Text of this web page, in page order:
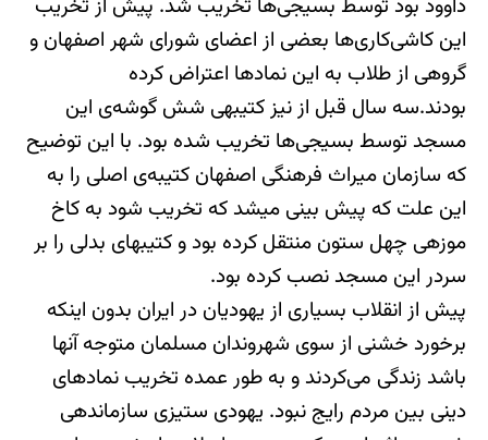
داوود بود توسط بسیجی‌ها تخریب شد. پیش از تخریب
این کاشی‌کاری‌ها بعضی از اعضای شورای شهر اصفهان و
گروهی از طلاب به این نمادها اعتراض کرده
بودند.سه سال قبل از نیز کتیبه‎ی شش گوشه‌ی این
مسجد توسط بسیجی‌ها تخریب شده بود. با این توضیح
که سازمان میراث فرهنگی اصفهان کتیبه‏‌ی اصلی را به
این علت که پیش بینی می‎شد که تخریب شود به کاخ
موزه‎ی چهل ستون منتقل کرده بود و کتیبه‎ای بدلی را بر
سردر این مسجد نصب کرده بود.
پیش از انقلاب بسیاری از یهودیان در ایران بدون اینکه
برخورد خشنی از سوی شهروندان مسلمان متوجه آنها
باشد زندگی می‌کردند و به طور عمده تخریب نمادهای
دینی بین مردم رایج نبود. یهودی ستیزی سازماندهی